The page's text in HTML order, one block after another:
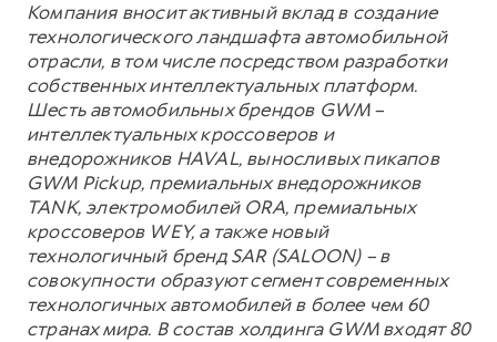
Компания вносит активный вклад в создание
технологического ландшафта автомобильной
отрасли, в том числе посредством разработки
собственных интеллектуальных платформ.
Шесть автомобильных брендов GWM –
интеллектуальных кроссоверов и
внедорожников HAVAL, выносливых пикапов
GWM Pickup, премиальных внедорожников
TANK, электромобилей ORA, премиальных
кроссоверов WEY, а также новый
технологичный бренд SAR (SALOON) – в
совокупности образуют сегмент современных
технологичных автомобилей в более чем 60
странах мира. В состав холдинга GWM входят 80